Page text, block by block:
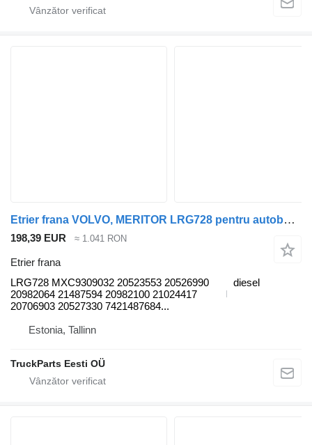
Etrier frana VOLVO, MERITOR LRG728 pentru autobuz Volvo B6, B7, B9, B10, B12 bus (1978-2011)
198,39 EUR ≈ 1.041 RON
Etrier frana
LRG728 MXC9309032 20523553 20526990
20982064 21487594 20982100 21024417
20706903 20527330 7421487684...
diesel
Estonia, Tallinn
TruckParts Eesti OÜ